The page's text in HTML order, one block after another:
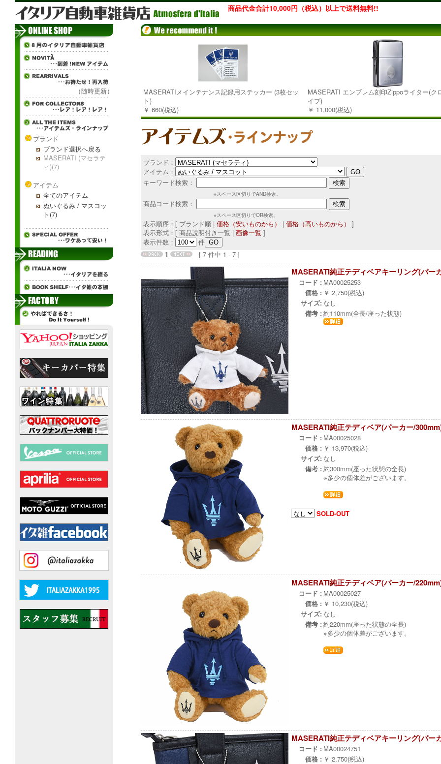
商品代金合計10,000円（税込）以上で送料無料!!
（随時更新）
ブランド
ブランド選択へ戻る
MASERATI (マセラテ
ィ)(7)
アイテム
全てのアイテム
ぬいぐるみ / マスコッ
ト(7)
MASERATIメインテナンス記録用ステッカー (3枚セッ
ト)
￥ 660(税込)
MASERATI エンブレム刻印Zippoライター(ク
イプ)
￥ 11,000(税込)
ブランド：
アイテム：
キーワード検索：
※スペース区切りでAND検索。
商品コード検索：
※スペース区切りでOR検索。
表示順序：[ ブランド順 | 価格（安いものから） | 価格（高いものから）
]
表示形式：[ 商品説明付き一覧 | 画像一覧 ]
表示件数：
件
1
[ 7 件中 1 - 7 ]
MASERATI純正テディベアキーリング(パー
コード : MA00025253
価格 : ￥ 2,750(税込)
サイズ: なし
備考 : 約110mm(全長/座った状態)
MASERATI純正テディベア(パーカー/
コード : MA00025028
価格 : ￥ 13,970(税込)
サイズ: なし
備考 : 約300mm(座った状態の全長)
※多少の個体差がございます。
SOLD-OUT
MASERATI純正テディベア(パーカー/
コード : MA00025027
価格 : ￥ 10,230(税込)
サイズ: なし
備考 : 約220mm(座った状態の全長)
※多少の個体差がございます。
MASERATI純正テディベアキーリング(パー
コード : MA00024751
価格 : ￥ 2,750(税込)